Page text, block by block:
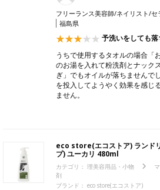
フリーランス美容師/ネイリスト/セ
福島県
予洗いをしても
うちで使用するタオルの場合
のお湯を入れて粉洗剤とナッ
ぎ」でもオイルが落ちませんで
を投入してようやく効果を感じ
ません。
eco store(エコストア) ランド
プ) ユーカリ 480ml
カテゴリ： 理美容用品・小物
剤
ブランド： eco store(エコストア)